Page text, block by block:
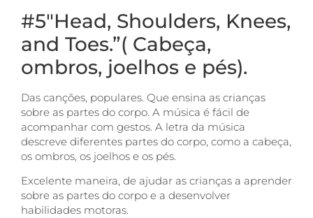
#5″Head, Shoulders, Knees,
and Toes.”( Cabeça,
ombros, joelhos e pés).
Das canções, populares. Que ensina as crianças
sobre as partes do corpo. A música é fácil de
acompanhar com gestos. A letra da música
descreve diferentes partes do corpo, como a cabeça,
os ombros, os joelhos e os pés.
Excelente maneira, de ajudar as crianças a aprender
sobre as partes do corpo e a desenvolver
habilidades motoras.